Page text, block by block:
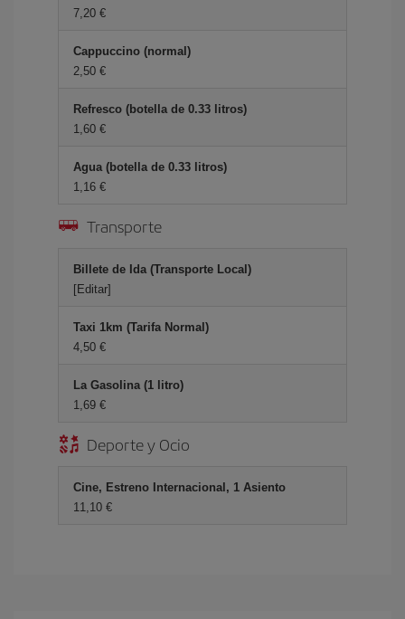
7,20 €
Cappuccino (normal)
2,50 €
Refresco (botella de 0.33 litros)
1,60 €
Agua (botella de 0.33 litros)
1,16 €
Transporte
Billete de Ida (Transporte Local)
[Editar]
Taxi 1km (Tarifa Normal)
4,50 €
La Gasolina (1 litro)
1,69 €
Deporte y Ocio
Cine, Estreno Internacional, 1 Asiento
11,10 €